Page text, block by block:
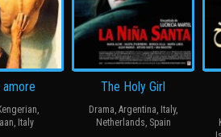
,
, Italy
The Holy Girl
Drama, Argentina, Italy,
Netherlands, Spain